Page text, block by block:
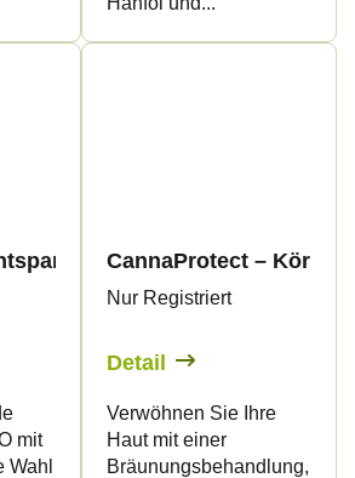
Massagen mit
mit
Wahl
CannaProtect –
Nur Registriert
Detail
Verwöhnen Sie Ihre
Haut mit einer
Bräunungsbehandlung,